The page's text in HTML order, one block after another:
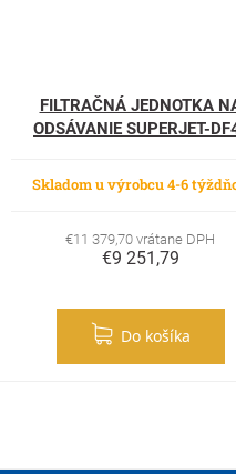
FILTRAČNÁ JEDNOTKA
ODSÁVANIE SUPERJET-
Skladom u výrobcu 4-6
€11 379,70 vrátane DPH
€9 251,79
Do košíka